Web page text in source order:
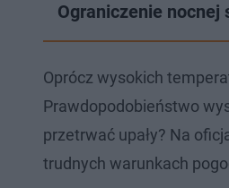
Ograniczenie
Oprócz wysokich
Prawdopodobieństwo
przetrwać upały? Na
trudnych warunkach